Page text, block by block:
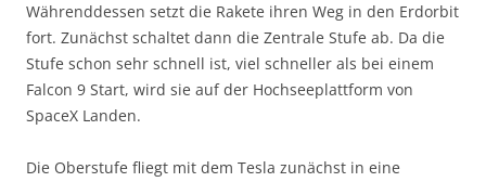
Währenddessen setzt die Rakete ihren Weg in den Erdorbit
fort. Zunächst schaltet dann die Zentrale Stufe ab. Da die
Stufe schon sehr schnell ist, viel schneller als bei einem
Falcon 9 Start, wird sie auf der Hochseeplattform von
SpaceX Landen.
Die Oberstufe fliegt mit dem Tesla zunächst in eine